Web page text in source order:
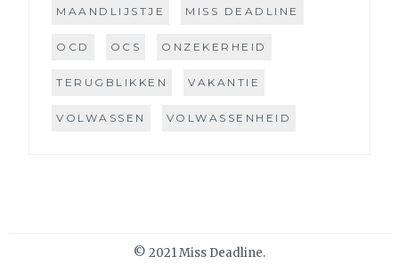
MAANDLIJSTJE MISS DEADLINE
OCD OCS ONZEKERHEID
TERUGBLIKKEN VAKANTIE
VOLWASSEN VOLWASSENHEID
© 2021 Miss Deadline.